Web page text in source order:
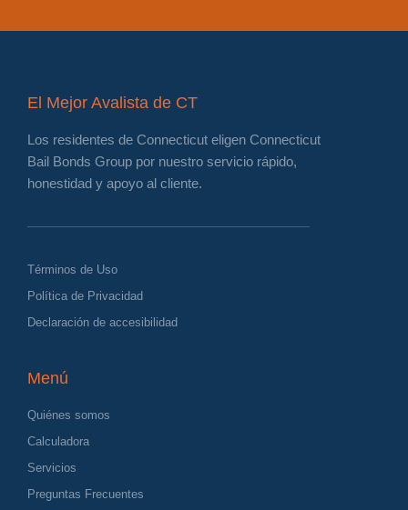
El Mejor Avalista de CT
Los residentes de Connecticut eligen Connecticut
Bail Bonds Group por nuestro servicio rápido,
honestidad y apoyo al cliente.
Términos de Uso
Política de Privacidad
Declaración de accesibilidad
Menú
Quiénes somos
Calculadora
Servicios
Preguntas Frecuentes